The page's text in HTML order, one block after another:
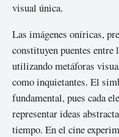
visual única.
Las imágenes oníricas,
constituyen puentes
utilizando metáforas
como inquietantes. El
fundamental, pues cada
representar ideas
tiempo. En el cine